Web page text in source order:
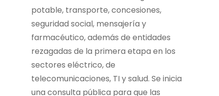
potable, transporte, concesiones,
seguridad social, mensajería y
farmacéutico, además de entidades
rezagadas de la primera etapa en los
sectores eléctrico, de
telecomunicaciones, TI y salud. Se inicia
una consulta pública para que las